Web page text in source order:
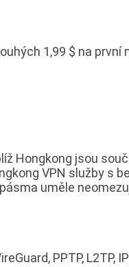
1,99 $ na
Hongkong jsou
VPN služby s
uměle
PPTP, L2TP,